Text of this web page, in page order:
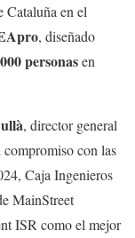
Cataluña en el
, diseñado
personasen
, director general
con las
Caja Ingenieros
MainStreet
ISR como el mejor